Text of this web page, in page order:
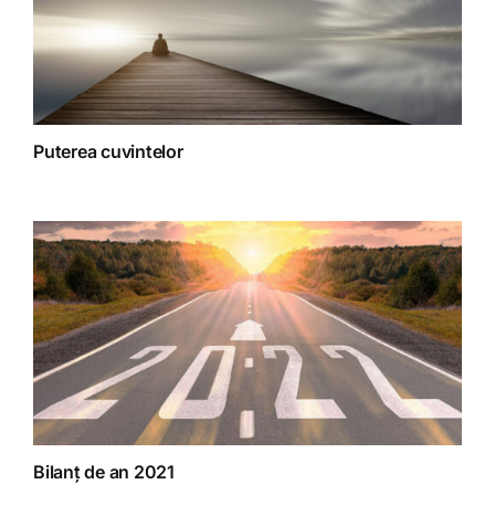
Puterea cuvintelor
Bilanț de an 2021